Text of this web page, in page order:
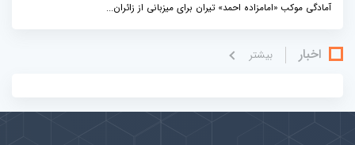
آمادگی موکب «امامزاده احمد» تیران برای میزبانی از زائران...
اخبار بيشتر